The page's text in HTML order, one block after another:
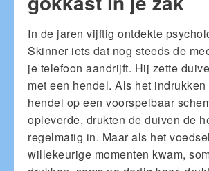
In de jaren vijftig ontdekte
Skinner iets dat nog steeds de
je telefoon aandrijft. Hij zette
met een hendel. Als het
hendel op een voorspelbaar
opleverde, drukten de duiven de
regelmatig in. Maar als het
willekeurige momenten kwam,